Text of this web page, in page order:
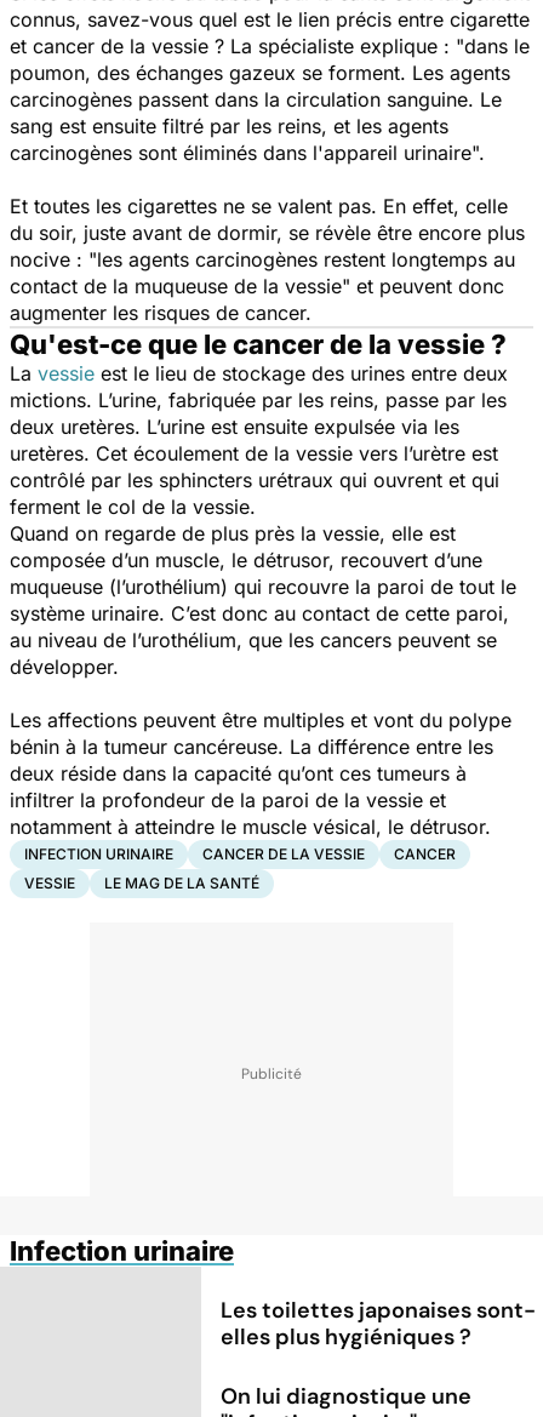
connus, savez-vous quel est le lien précis entre cigarette
et cancer de la vessie ? La spécialiste explique : "dans le
poumon, des échanges gazeux se forment. Les agents
carcinogènes passent dans la circulation sanguine. Le
sang est ensuite filtré par les reins, et les agents
carcinogènes sont éliminés dans l'appareil urinaire".
Et toutes les cigarettes ne se valent pas. En effet, celle
du soir, juste avant de dormir, se révèle être encore plus
nocive : "les agents carcinogènes restent longtemps au
contact de la muqueuse de la vessie" et peuvent donc
augmenter les risques de cancer.
Qu'est-ce que le cancer de la vessie ?
La vessie est le lieu de stockage des urines entre deux
mictions. L’urine, fabriquée par les reins, passe par les
deux uretères. L’urine est ensuite expulsée via les
uretères. Cet écoulement de la vessie vers l’urètre est
contrôlé par les sphincters urétraux qui ouvrent et qui
ferment le col de la vessie.
Quand on regarde de plus près la vessie, elle est
composée d’un muscle, le détrusor, recouvert d’une
muqueuse (l’urothélium) qui recouvre la paroi de tout le
système urinaire. C’est donc au contact de cette paroi,
au niveau de l’urothélium, que les cancers peuvent se
développer.
Les affections peuvent être multiples et vont du polype
bénin à la tumeur cancéreuse. La différence entre les
deux réside dans la capacité qu’ont ces tumeurs à
infiltrer la profondeur de la paroi de la vessie et
notamment à atteindre le muscle vésical, le détrusor.
INFECTION URINAIRE CANCER DE LA VESSIE
CANCER
VESSIE
LE MAG DE LA SANTÉ
Infection urinaire
Les toilettes japonaises sont-
elles plus hygiéniques ?
On lui diagnostique une